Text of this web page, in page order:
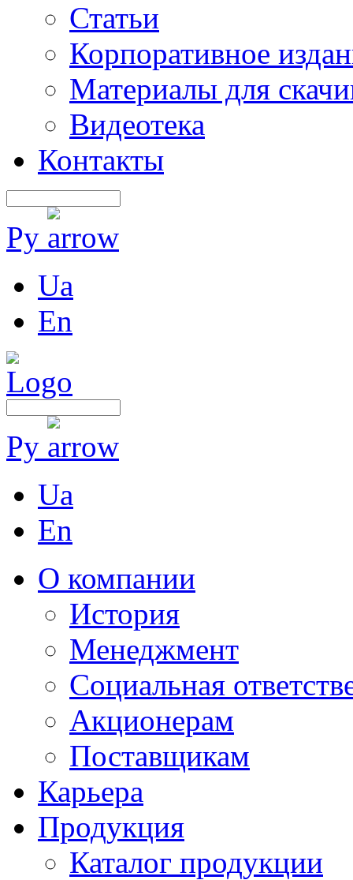
Статьи
Корпоративное
Материалы для
Видеотека
Контакты
Ру
Ua
En
Ру
Ua
En
О компании
История
Менеджмент
Социальная
Акционерам
Поставщикам
Карьера
Продукция
Каталог продукции